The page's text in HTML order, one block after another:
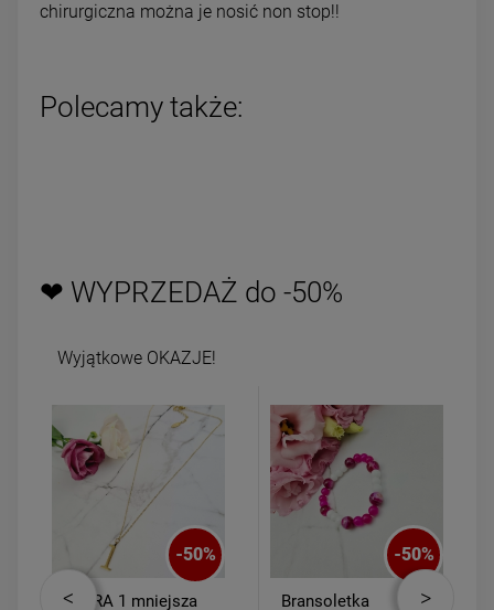
chirurgiczna można je nosić non stop!!
Polecamy także:
❤ WYPRZEDAŻ do -50%
Wyjątkowe OKAZJE!
-50%
CYFRA 1 mniejsza
-50%
Bransoletka